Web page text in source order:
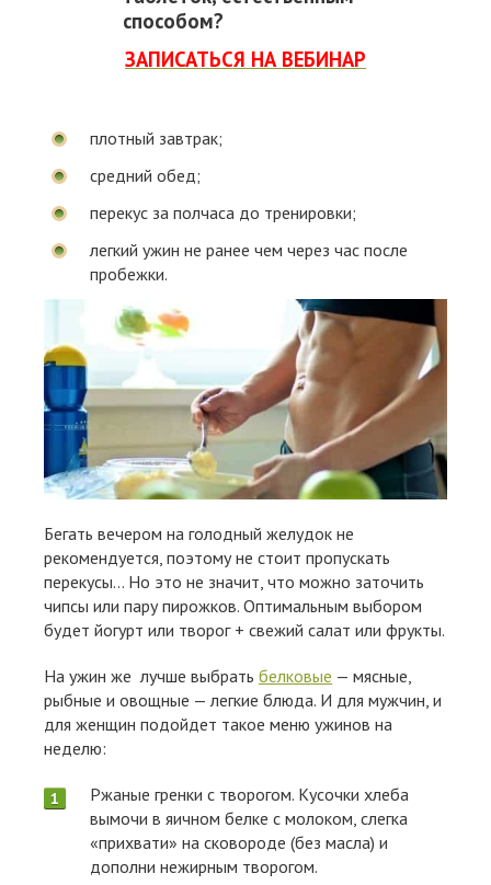
способом?
ЗАПИСАТЬСЯ НА ВЕБИНАР
плотный завтрак;
средний обед;
перекус за полчаса до тренировки;
легкий ужин не ранее чем через час после
пробежки.
Бегать вечером на голодный желудок не
рекомендуется, поэтому не стоит пропускать
перекусы… Но это не значит, что можно заточить
чипсы или пару пирожков. Оптимальным выбором
будет йогурт или творог + свежий салат или фрукты.
На ужин же лучше выбрать белковые — мясные,
рыбные и овощные — легкие блюда. И для мужчин, и
для женщин подойдет такое меню ужинов на
неделю:
Ржаные гренки с творогом. Кусочки хлеба
вымочи в яичном белке с молоком, слегка
«прихвати» на сковороде (без масла) и
дополни нежирным творогом.